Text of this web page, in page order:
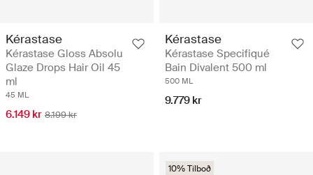
Kérastase
Kérastase Gloss Absolu
Glaze Drops Hair Oil 45
ml
45 ML
6.149 kr 8.199 kr
Kérastase
Kérastase Specifiqué
Bain Divalent 500 ml
500 ML
9.779 kr
10% Tilboð